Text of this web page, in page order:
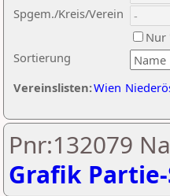
Sortierung
Spgem./Kreis/Verein
Nur
Vereinslisten:Wien
Pnr:132079
Grafik